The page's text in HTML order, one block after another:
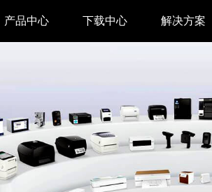
产品中心 下载中心
汉印管家
解决方案
即时零售
仓储物流